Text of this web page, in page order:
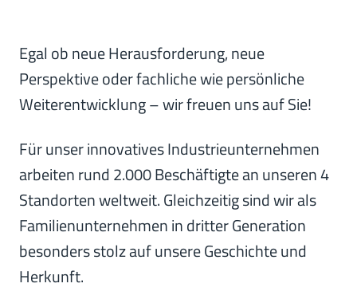
Egal ob neue Herausforderung, neue
Perspektive oder fachliche wie persönliche
Weiterentwicklung – wir freuen uns auf Sie!
Für unser innovatives Industrieunternehmen
arbeiten rund 2.000 Beschäftigte an unseren 4
Standorten weltweit. Gleichzeitig sind wir als
Familienunternehmen in dritter Generation
besonders stolz auf unsere Geschichte und
Herkunft.